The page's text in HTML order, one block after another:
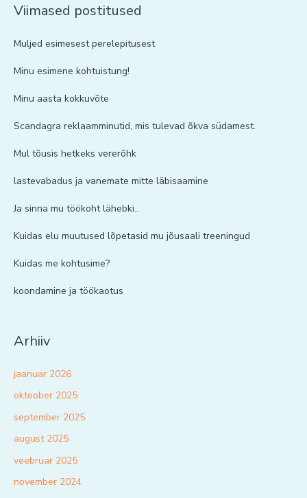
Viimased postitused
Muljed esimesest perelepitusest
Minu esimene kohtuistung!
Minu aasta kokkuvõte
Scandagra reklaamminutid, mis tulevad õkva südamest.
Mul tõusis hetkeks vererõhk
lastevabadus ja vanemate mitte läbisaamine
Ja sinna mu töökoht lähebki..
Kuidas elu muutused lõpetasid mu jõusaali treeningud
Kuidas me kohtusime?
koondamine ja töökaotus
Arhiiv
jaanuar 2026
oktoober 2025
september 2025
august 2025
veebruar 2025
november 2024